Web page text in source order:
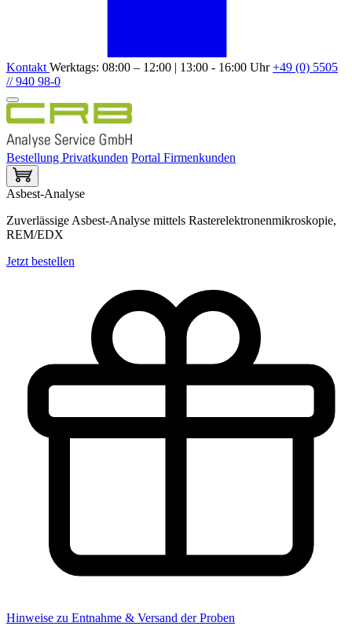
Kontakt Werktags: 08:00 – 12:00 | 13:00 - 16:00 Uhr+49 (0) 5505
// 940 98-0
Bestellung Privatkunden Portal Firmenkunden
Asbest-Analyse
Zuverlässige Asbest-Analyse mittels Rasterelektronenmikroskopie,
REM/EDX
Jetzt bestellen
Hinweise zu Entnahme & Versand der Proben